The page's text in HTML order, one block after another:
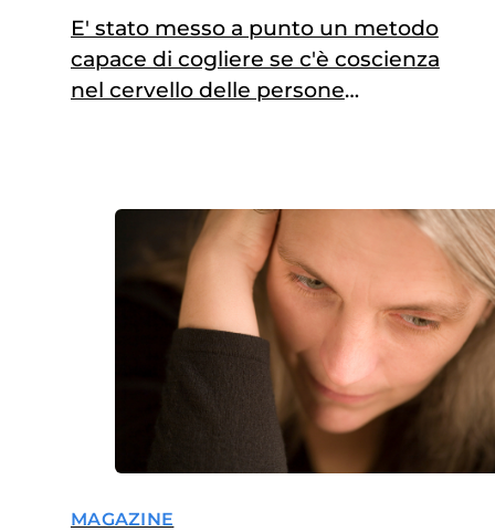
E' stato messo a punto un metodo
capace di cogliere se c'è coscienza
nel cervello delle persone
MAGAZINE